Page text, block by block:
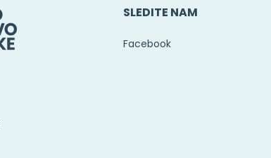
SLEDITE NAM
Facebook